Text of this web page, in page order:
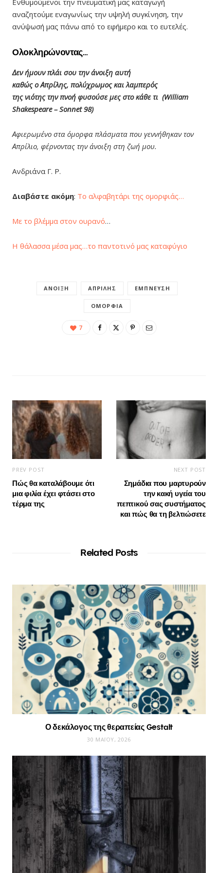
Ενθυμούμενοι την πνευματική μας καταγωγή
αναζητούμε εναγωνίως την υψηλή συγκίνηση, την
ανύψωσή μας πάνω από το εφήμερο και το ευτελές.
Ολοκληρώνοντας…
Δεν ήμουν πλάι σου την άνοιξη αυτή
καθώς ο Απρίλης, πολύχρωμος και λαμπερός
της νιότης την πνοή φυσούσε μες στο κάθε τι (William
Shakespeare – Sonnet 98)
Αφιερωμένο στα όμορφα πλάσματα που γεννήθηκαν τον
Απρίλιο, φέρνοντας την άνοιξη στη ζωή μου.
Ανδριάνα Γ. Ρ.
Διαβάστε ακόμη: Το αλφαβητάρι της ομορφιάς…
Με το βλέμμα στον ουρανό…
Η θάλασσα μέσα μας…το παντοτινό μας καταφύγιο
ΆΝΟΙΞΗ ΑΠΡΊΛΗΣ ΈΜΠΝΕΥΣΗ
ΟΜΟΡΦΙΆ
7
PREV POST
Πώς θα καταλάβουμε ότι
μια φιλία έχει φτάσει στο
τέρμα της
NEXT POST
Σημάδια που μαρτυρούν
την κακή υγεία του
πεπτικού σας συστήματος
και πώς θα τη βελτιώσετε
Related Posts
Ο δεκάλογος της θεραπείας Gestalt
30 ΜΑΪ́ΟΥ, 2026